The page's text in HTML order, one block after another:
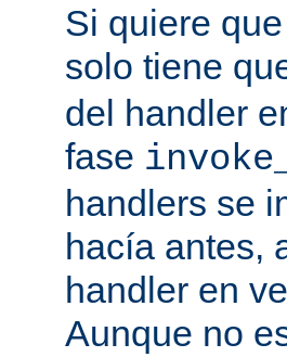
Si quiere
solo tiene
del handler
fase
handlers se
hacía antes,
handler en
Aunque no